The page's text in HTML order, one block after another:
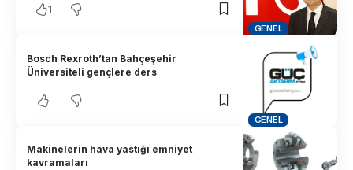
GENEL
1
GENEL
Bosch Rexroth’tan Bahçeşehir
Üniversiteli gençlere ders
Makinelerin hava yastığı emniyet
kavramaları